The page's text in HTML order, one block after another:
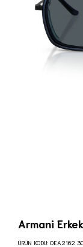
Armani
ÜRÜN KODU: 0EA2162